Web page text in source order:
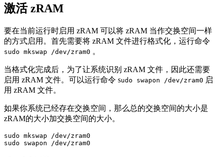
激活 zRAM
要在当前运行时启用 zRAM 可以将 zRAM 当作交换空间一样
的方式启用。首先需要将 zRAM 文件进行格式化，运行命令
sudo mkswap /dev/zram0 。
当格式化完成后，为了让系统识别 zRAM 文件，因此还需要
启用 zRAM 文件。可以运行命令 sudo swapon /dev/zram0 启
用 zRAM 文件。
如果你系统已经存在交换空间，那么总的交换空间的大小是
zRAM的大小加交换空间的大小。
sudo mkswap /dev/zram0